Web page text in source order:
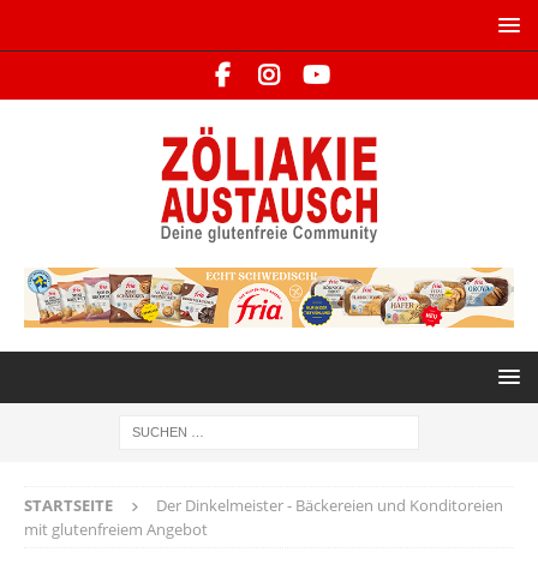
STARTSEITE
Der Dinkelmeister - Bäckereien und Konditoreien
mit glutenfreiem Angebot